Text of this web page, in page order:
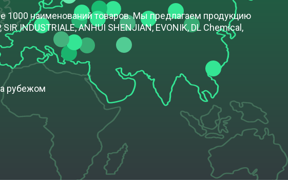
1000 наименований товаров. Мы предлагаем продукцию
INDUSTRIALE, ANHUI SHENJIAN, EVONIK, DL Chemical,
рубежом